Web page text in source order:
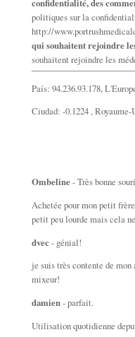
politiques sur la
http://
qui souhaitent rejoindre
souhaitent rejoindre les
País: 94.236.93.178,
Ciudad: -0.1224 , Royaume-
Ombeline- Très bonne
Achetée pour mon petit
petit peu lourde mais cela
dvec- génial!
je suis très contente de
mixeur!
damien- parfait.
Utilisation quotidienne